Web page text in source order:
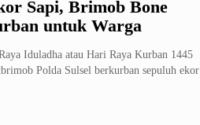
Sapi, Brimob Bone
untuk Warga
Iduladha atau Hari Raya Kurban 1445
Polda Sulsel berkurban sepuluh ekor